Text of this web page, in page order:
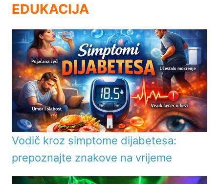
EDUKACIJA
Vodič kroz simptome dijabetesa:
prepoznajte znakove na vrijeme